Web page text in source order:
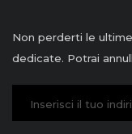
Non perderti le
dedicate. Potrai